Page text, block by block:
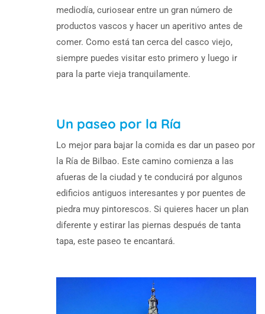
mediodía, curiosear entre un gran número de
productos vascos y hacer un aperitivo antes de
comer. Como está tan cerca del casco viejo,
siempre puedes visitar esto primero y luego ir
para la parte vieja tranquilamente.
Un paseo por la Ría
Lo mejor para bajar la comida es dar un paseo por
la Ría de Bilbao. Este camino comienza a las
afueras de la ciudad y te conducirá por algunos
edificios antiguos interesantes y por puentes de
piedra muy pintorescos. Si quieres hacer un plan
diferente y estirar las piernas después de tanta
tapa, este paseo te encantará.